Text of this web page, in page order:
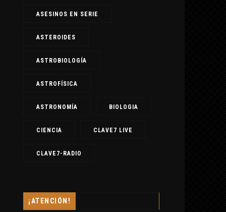
ASESINOS EN SERIE
ASTEROIDES
ASTROBIOLOGÍA
ASTROFÍSICA
ASTRONOMÍA BIOLOGIA
CIENCIA CLAVE7 LIVE
CLAVE7-RADIO
¡ATENCIÓN!